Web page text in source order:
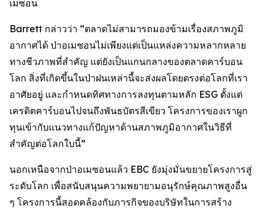
เมซอน
Barrett กล่าวว่า “ตลาดไม่สามารถมองข้ามเรื่องสภาพภูมิ
อากาศได้ ป่าอเมซอนไม่เพียงแต่เป็นแหล่งความหลากหลาย
ทางชีวภาพที่สำคัญ แต่ยังเป็นแกนกลางของตลาดคาร์บอน
โลก สิ่งที่เกิดขึ้นในป่าฝนเหล่านี้จะส่งผลโดยตรงต่อโลกที่เรา
อาศัยอยู่ และกำหนดทิศทางการลงทุนตามหลัก ESG ตั้งแต่
เครดิตคาร์บอนไปจนถึงพันธบัตรสีเขียว โครงการของเราผูก
ทุนเข้ากับแนวทางแก้ปัญหาด้านสภาพภูมิอากาศในวิธีที่
สำคัญต่อโลกใบนี้”
นอกเหนือจากป่าอเมซอนแล้ว EBC ยังมุ่งมั่นขยายโครงการสู่
ระดับโลก เพื่อสนับสนุนความพยายามอนุรักษ์คุณภาพสูงอื่น
ๆ โครงการนี้สอดคล้องกับภารกิจของบริษัทในการสร้าง